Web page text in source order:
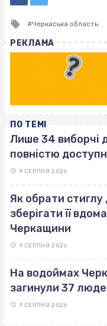
Tagged
Черкаська область
РЕКЛАМА
ПО ТЕМІ
Лише 34 виборчі
повністю
9 СЕРПНЯ 2026
Як обрати
зберігати її
Черкащини
9 СЕРПНЯ 2026
На водоймах
загинули 37
9 СЕРПНЯ 2026